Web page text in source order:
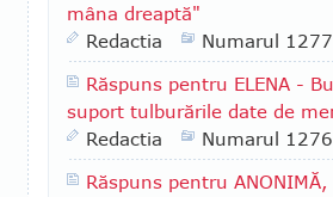
mâna dreaptă"
Redactia
Numarul 1277
Răspuns pentru ELENA -
suport tulburările date de
Redactia
Numarul 1276
Răspuns pentru